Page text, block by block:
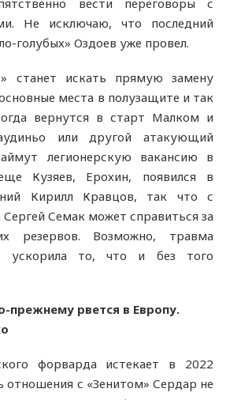
Не исключаю, что последний
голубых» Оздоев уже провел.
станет искать прямую замену
места в полузащите и так
вернутся в старт Малком и
или другой атакующий
легионерскую вакансию в
Кузяев, Ерохин, появился в
Кирилл Кравцов, так что с
Семак может справиться за
резервов. Возможно, травма
ускорила то, что и без того
прежнему рвется в Европу.
форварда истекает в 2022
отношения с «Зенитом» Сердар не